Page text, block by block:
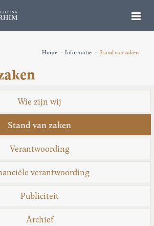
Home Informatie Stand van zaken
Wie zijn wij
Stand van zaken
Verantwoording
verantwoording
Publiciteit
Archief